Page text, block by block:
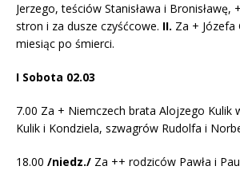
Jerzego, teściów Stanisława i Bronisławę,
stron i za dusze czyśćcowe. II. Za + Józefa
miesiąc po śmierci.
I Sobota 02.03
7.00 Za + Niemczech brata Alojzego Kulik
Kulik i Kondziela, szwagrów Rudolfa i
18.00 /niedz./ Za ++ rodziców Pawła i